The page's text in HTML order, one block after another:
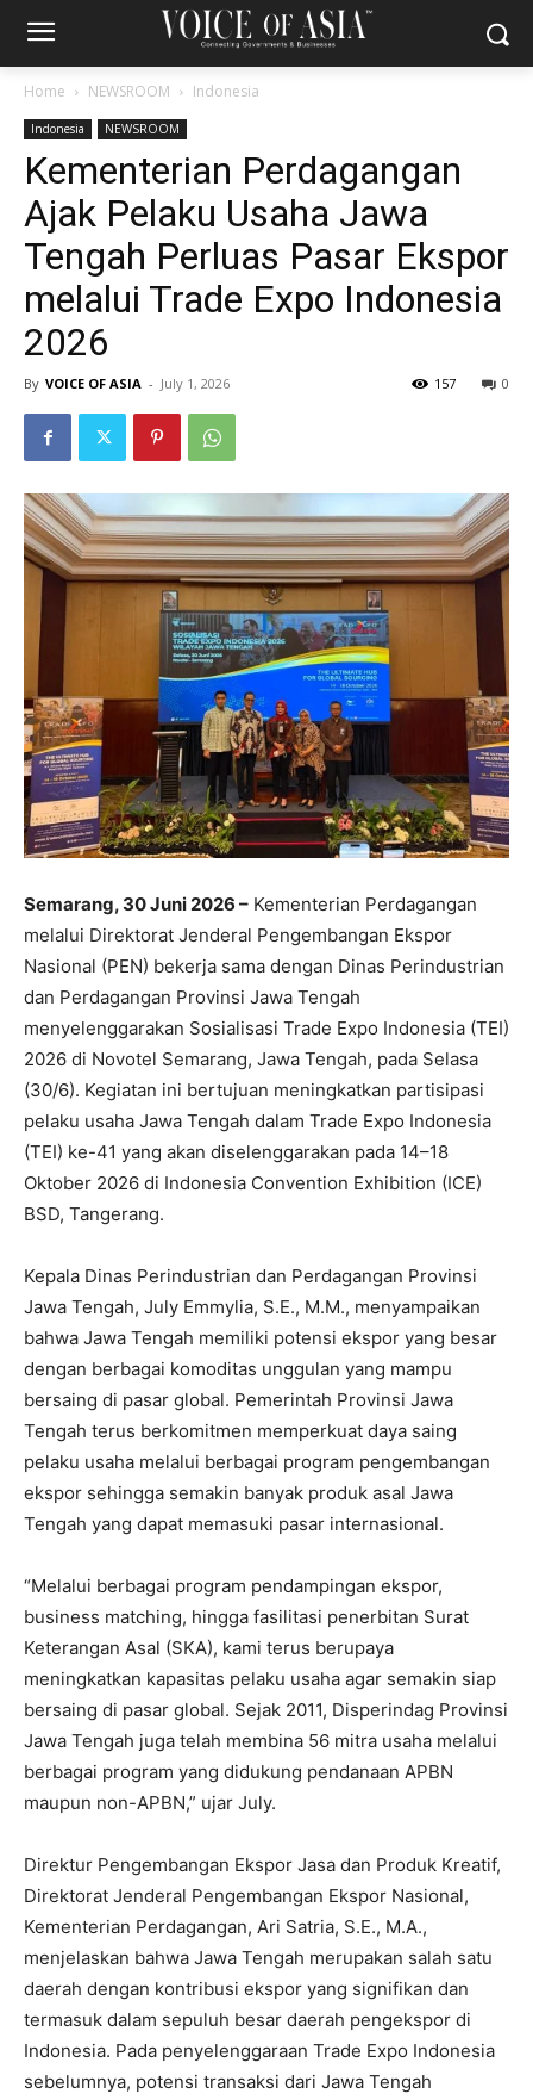
Home NEWSROOM Indonesia
Indonesia NEWSROOM
Kementerian Perdagangan
Ajak Pelaku Usaha Jawa
Tengah Perluas Pasar Ekspor
melalui Trade Expo Indonesia
2026
By VOICE OF ASIA - July 1, 2026 0
157
Semarang, 30 Juni 2026 – Kementerian Perdagangan
melalui Direktorat Jenderal Pengembangan Ekspor
Nasional (PEN) bekerja sama dengan Dinas Perindustrian
dan Perdagangan Provinsi Jawa Tengah
menyelenggarakan Sosialisasi Trade Expo Indonesia (TEI)
2026 di Novotel Semarang, Jawa Tengah, pada Selasa
(30/6). Kegiatan ini bertujuan meningkatkan partisipasi
pelaku usaha Jawa Tengah dalam Trade Expo Indonesia
(TEI) ke-41 yang akan diselenggarakan pada 14–18
Oktober 2026 di Indonesia Convention Exhibition (ICE)
BSD, Tangerang.
Kepala Dinas Perindustrian dan Perdagangan Provinsi
Jawa Tengah, July Emmylia, S.E., M.M., menyampaikan
bahwa Jawa Tengah memiliki potensi ekspor yang besar
dengan berbagai komoditas unggulan yang mampu
bersaing di pasar global. Pemerintah Provinsi Jawa
Tengah terus berkomitmen memperkuat daya saing
pelaku usaha melalui berbagai program pengembangan
ekspor sehingga semakin banyak produk asal Jawa
Tengah yang dapat memasuki pasar internasional.
“Melalui berbagai program pendampingan ekspor,
business matching, hingga fasilitasi penerbitan Surat
Keterangan Asal (SKA), kami terus berupaya
meningkatkan kapasitas pelaku usaha agar semakin siap
bersaing di pasar global. Sejak 2011, Disperindag Provinsi
Jawa Tengah juga telah membina 56 mitra usaha melalui
berbagai program yang didukung pendanaan APBN
maupun non-APBN,” ujar July.
Direktur Pengembangan Ekspor Jasa dan Produk Kreatif,
Direktorat Jenderal Pengembangan Ekspor Nasional,
Kementerian Perdagangan, Ari Satria, S.E., M.A.,
menjelaskan bahwa Jawa Tengah merupakan salah satu
daerah dengan kontribusi ekspor yang signifikan dan
termasuk dalam sepuluh besar daerah pengekspor di
Indonesia. Pada penyelenggaraan Trade Expo Indonesia
sebelumnya, potensi transaksi dari Jawa Tengah